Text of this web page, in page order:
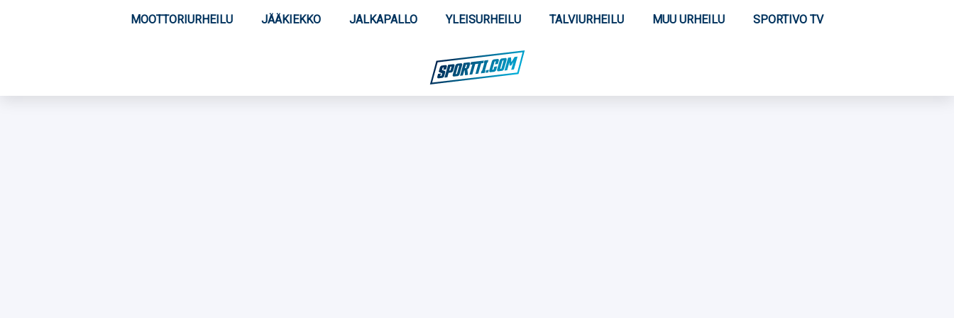
MOOTTORIURHEILU JÄÄKIEKKO JALKAPALLO YLEISURHEILU TALVIURHEILU MUU URHEILU SPORTIVO TV